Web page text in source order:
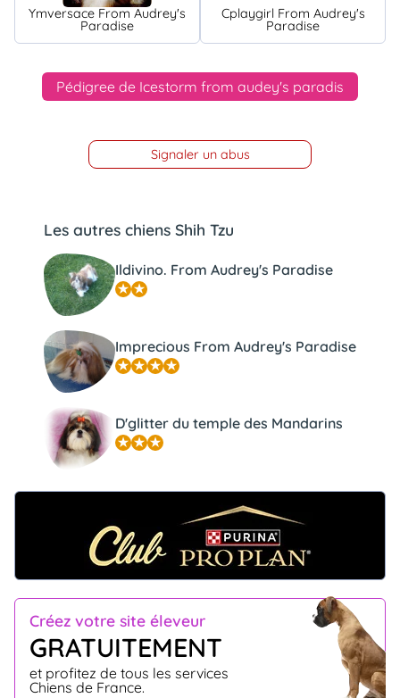
Ymversace From Audrey's
Paradise
Cplaygirl From Audrey's
Paradise
Pédigree de Icestorm from audey's paradis
Signaler un abus
Créez votre site éleveur
GRATUITEMENT
et profitez de tous les services
Chiens de France.
Les autres chiens Shih Tzu
Ildivino. From Audrey's Paradise
Imprecious From Audrey's Paradise
D'glitter du temple des Mandarins